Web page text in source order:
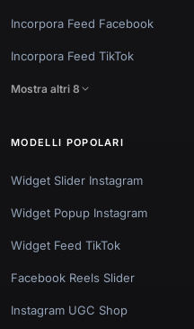
Incorpora Feed Facebook
Incorpora Feed TikTok
Mostra altri 8
MODELLI POPOLARI
Widget Slider Instagram
Widget Popup Instagram
Widget Feed TikTok
Facebook Reels Slider
Instagram UGC Shop